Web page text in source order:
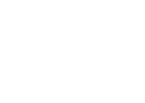
なる場合があることをご了承くださ
様担当のオムロン制御機器販売店・
洩または開示しないようお願いしま
います。
。
化ジフェニルエーテル類) : 1000ppm、
ル酸ブチルベンジル) : 1000ppm、
す。
深刻な影響を及ぼさない年数を意
はその他武器並びにこれらの製造装
内容を当該第三者に通知します。
おそれがある場合は、取り引きをい
たはお客様担当のオムロン制御